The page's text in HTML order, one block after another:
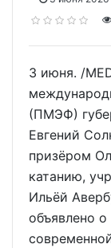
3 июня. /
(ПМЭФ)
Евгений
призёром
катанию,
Ильёй
объявлено о